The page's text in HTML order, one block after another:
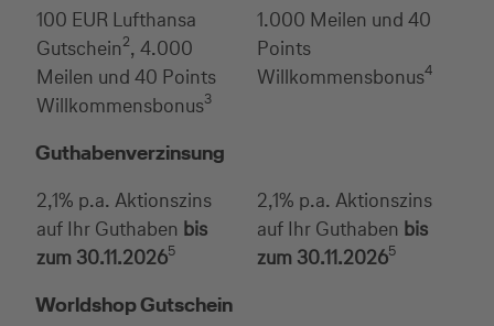
100 EUR Lufthansa
Gutschein2, 4.000
Meilen und 40 Points
Willkommensbonus3
1.000 Meilen und 40
Points
Willkommensbonus4
Guthabenverzinsung
2,1% p.a. Aktionszins
auf Ihr Guthaben bis
zum 30.11.20265
2,1% p.a. Aktionszins
auf Ihr Guthaben bis
zum 30.11.20265
Worldshop Gutschein